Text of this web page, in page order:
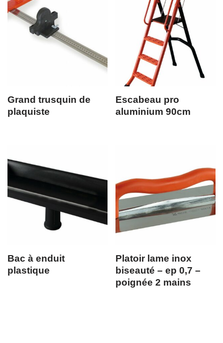
Grand trusquin de
plaquiste
Escabeau pro
aluminium 90cm
Bac à enduit
plastique
Platoir lame inox
biseauté – ep 0,7 –
poignée 2 mains